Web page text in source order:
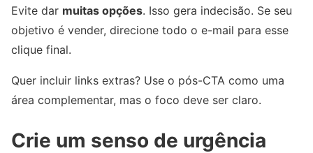
Evite dar muitas opções. Isso gera indecisão. Se seu
objetivo é vender, direcione todo o e-mail para esse
clique final.
Quer incluir links extras? Use o pós-CTA como uma
área complementar, mas o foco deve ser claro.
Crie um senso de urgência